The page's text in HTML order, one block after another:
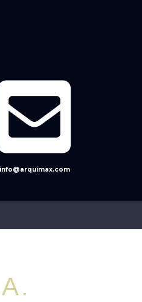
info@arquimax.com